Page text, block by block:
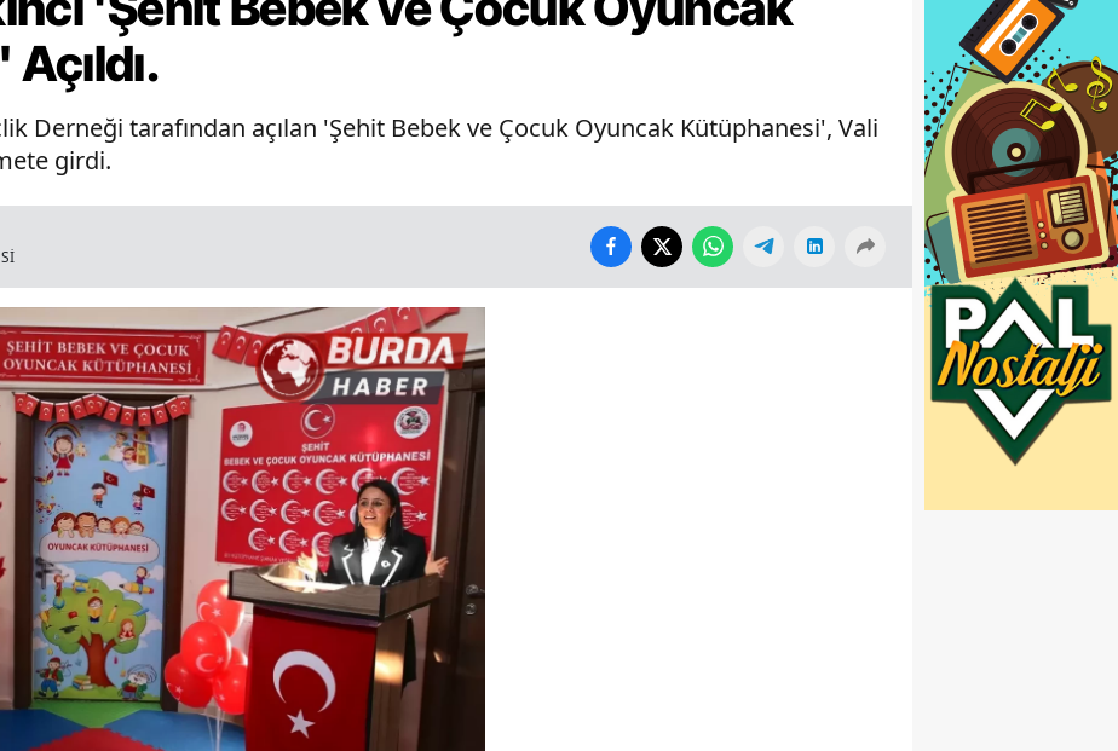
Derneği tarafından açılan 'Şehit Bebek ve Çocuk Oyuncak Kütüphanesi', Vali
girdi.